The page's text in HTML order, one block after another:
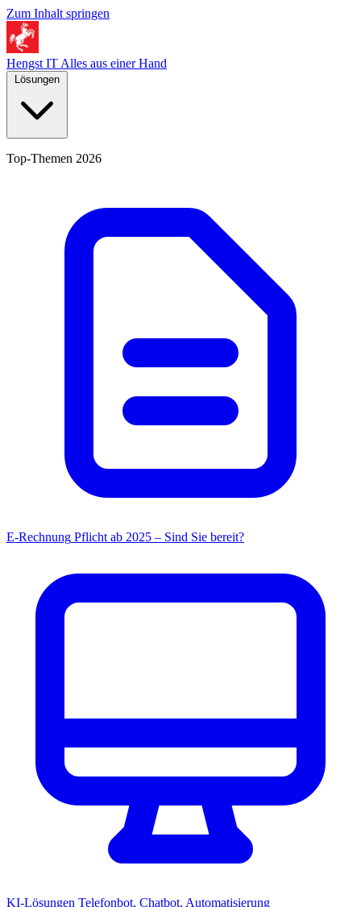
Zum Inhalt springen
Hengst IT Alles aus einer Hand
Lösungen
Top-Themen 2026
E-Rechnung Pflicht ab 2025 – Sind Sie bereit?
KI-Lösungen Telefonbot, Chatbot, Automatisierung